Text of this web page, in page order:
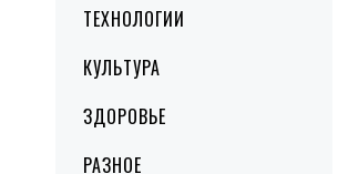
ТЕХНОЛОГИИ
КУЛЬТУРА
ЗДОРОВЬЕ
РАЗНОЕ